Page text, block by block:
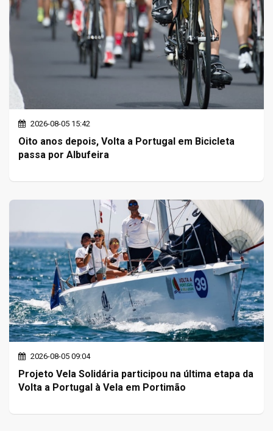
2026-08-05 15:42
Oito anos depois, Volta a Portugal em Bicicleta
passa por Albufeira
2026-08-05 09:04
Projeto Vela Solidária participou na última etapa da
Volta a Portugal à Vela em Portimão